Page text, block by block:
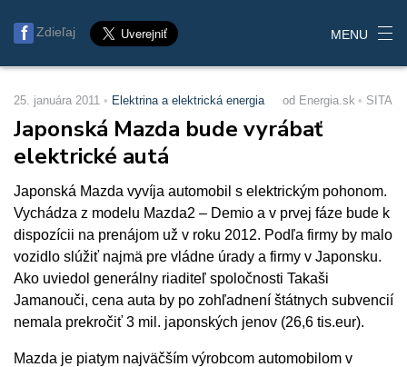
Zdieľaj MENU
25. januára 2011 Elektrina a elektrická energia od Energia.sk SITA
Japonská Mazda bude vyrábať
elektrické autá
Japonská Mazda vyvíja automobil s elektrickým pohonom.
Vychádza z modelu Mazda2 – Demio a v prvej fáze bude k
dispozícii na prenájom už v roku 2012. Podľa firmy by malo
vozidlo slúžiť najmä pre vládne úrady a firmy v Japonsku.
Ako uviedol generálny riaditeľ spoločnosti Takaši
Jamanouči, cena auta by po zohľadnení štátnych subvencií
nemala prekročiť 3 mil. japonských jenov (26,6 tis.eur).
Mazda je piatym najväčším výrobcom automobilom v